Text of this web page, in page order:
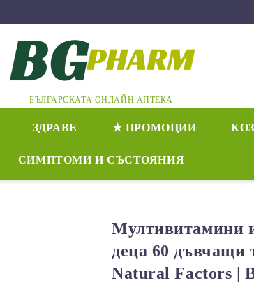
БЪЛГАРСКАТА ОНЛАЙН АПТЕКА
ЗДРАВЕ ★ ПРОМОЦИИ
СИМПТОМИ И СЪСТОЯНИЯ
Мултивитамини
деца 60 дъвчащи
Natural Factors |